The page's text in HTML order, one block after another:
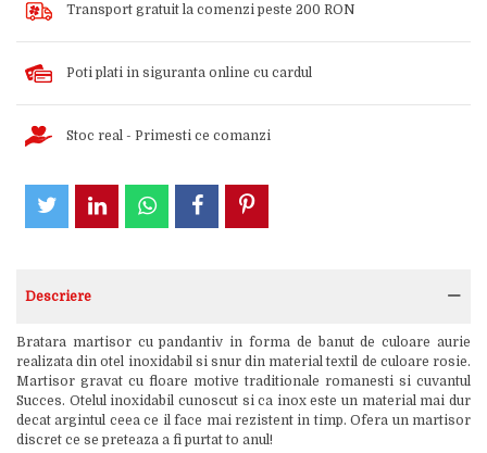
Transport gratuit la comenzi peste 200 RON
Poti plati in siguranta online cu cardul
Stoc real - Primesti ce comanzi
Descriere
Bratara martisor cu pandantiv in forma de banut de culoare aurie
realizata din otel inoxidabil si snur din material textil de culoare rosie.
Martisor gravat cu floare motive traditionale romanesti si cuvantul
Succes. Otelul inoxidabil cunoscut si ca inox este un material mai dur
decat argintul ceea ce il face mai rezistent in timp. Ofera un martisor
discret ce se preteaza a fi purtat to anul!